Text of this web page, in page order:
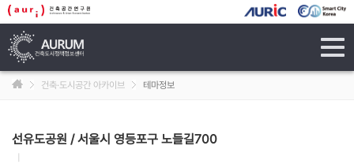
건축·도시공간 아카이브 테마정보
선유도공원 / 서울시 영등포구 노들길700